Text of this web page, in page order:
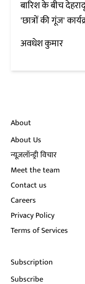
बारिश के बीच
'छात्रों की गूंज'
अवधेश कुमार
About
About Us
न्यूज़लॉन्ड्री विचार
Meet the team
Contact us
Careers
Privacy Policy
Terms of Services
Subscription
Subscribe